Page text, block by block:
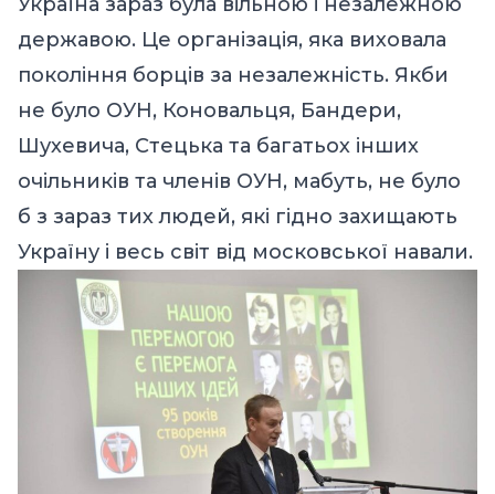
державою. Це організація, яка виховала
покоління борців за незалежність. Якби
не було ОУН, Коновальця, Бандери,
Шухевича, Стецька та багатьох інших
очільників та членів ОУН, мабуть, не було
б з зараз тих людей, які гідно захищають
Україну і весь світ від московської навали.